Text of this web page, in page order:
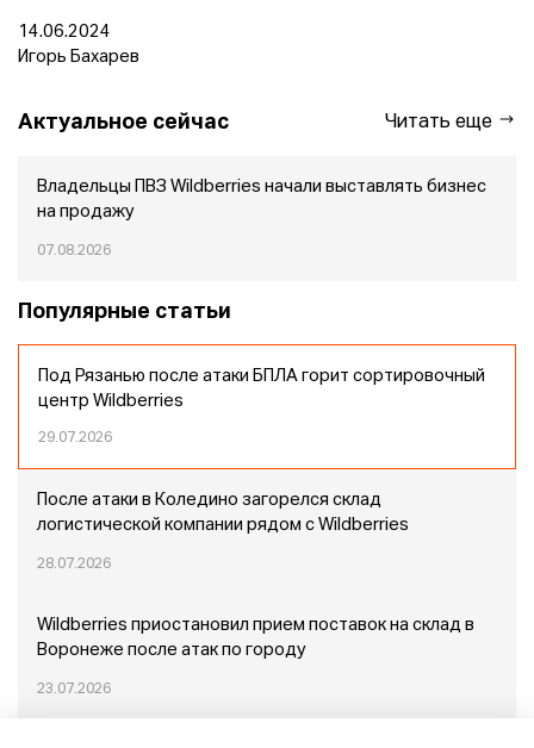
14.06.2024
Игорь Бахарев
Актуальное сейчас Читать еще
Владельцы ПВЗ Wildberries начали выставлять бизнес
на продажу
07.08.2026
Популярные статьи
Под Рязанью после атаки БПЛА горит сортировочный
центр Wildberries
29.07.2026
После атаки в Коледино загорелся склад
логистической компании рядом с Wildberries
28.07.2026
Wildberries приостановил прием поставок на склад в
Воронеже после атак по городу
23.07.2026